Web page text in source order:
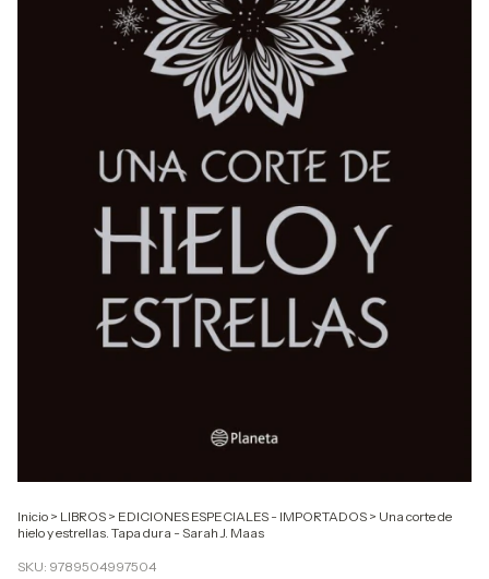
Inicio > LIBROS > EDICIONES ESPECIALES - IMPORTADOS > Una corte de
hielo y estrellas. Tapa dura - Sarah J. Maas
SKU: 9789504997504